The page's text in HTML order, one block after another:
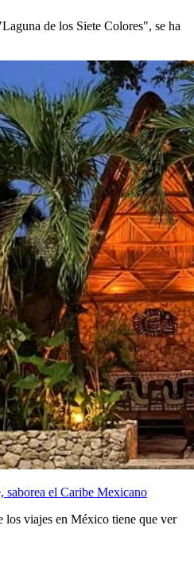
de los Siete Colores", se ha
el Caribe Mexicano
los viajes en México tiene que ver